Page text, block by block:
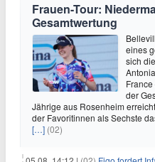
Frauen-Tour:
Gesamtwertung
eines
sich
der
Jährige aus Rosenheim
der Favoritinnen als Sechste
[…] (02)